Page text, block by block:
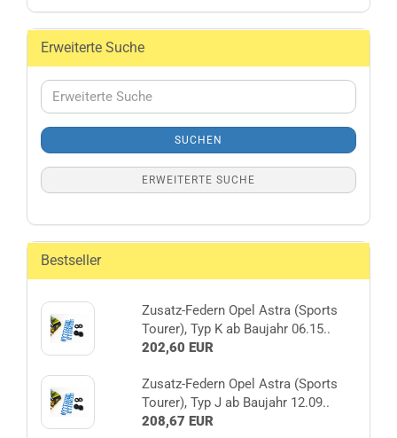
Erweiterte Suche
Erweiterte
Suche
SUCHEN
ERWEITERTE SUCHE
Bestseller
Zusatz-Federn Opel Astra (Sports
Tourer), Typ K ab Baujahr 06.15..
202,60 EUR
Zusatz-Federn Opel Astra (Sports
Tourer), Typ J ab Baujahr 12.09..
208,67 EUR